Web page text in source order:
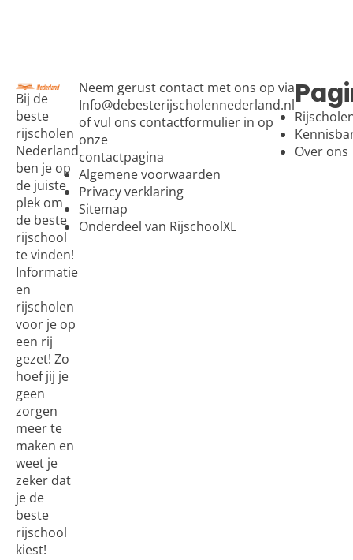
Bij de
beste
rijscholen
Nederland
ben je op
de juiste
plek om
de beste
rijschool
te vinden!
Informatie
en
rijscholen
voor je op
een rij
gezet! Zo
hoef jij je
geen
zorgen
meer te
maken en
weet je
zeker dat
je de
beste
rijschool
kiest!
Neem gerust contact met ons op via
Info@debesterijscholennederland.nl
of vul ons contactformulier in op
onze
contactpagina
Algemene voorwaarden
Privacy verklaring
Sitemap
Onderdeel van RijschoolXL
Over ons